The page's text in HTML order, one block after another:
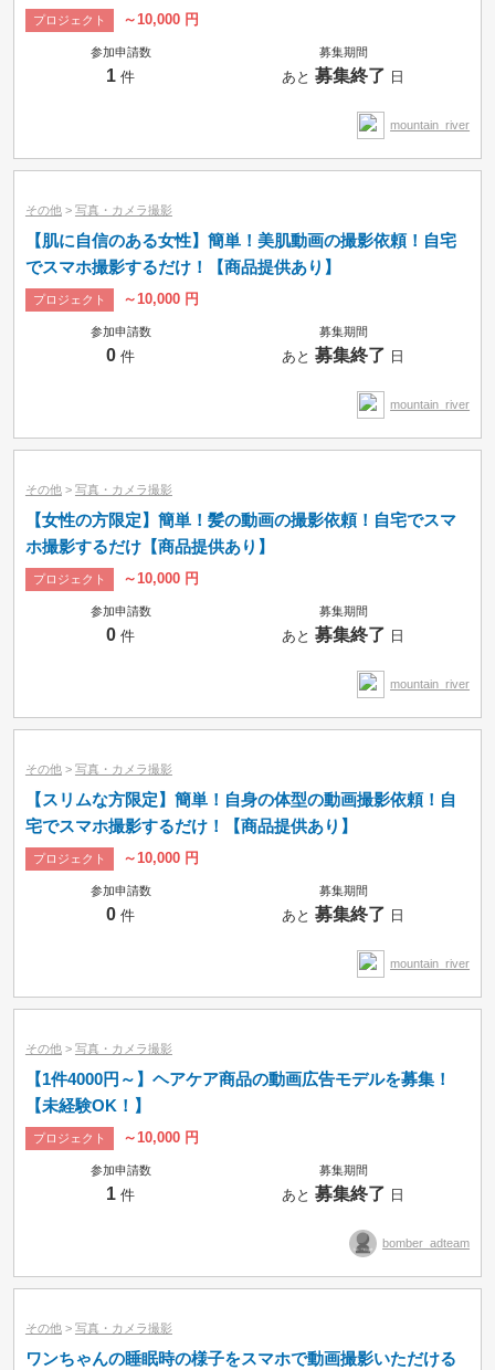
タスク
プロジェクト
プロジェクト ～10,000 円
参加申請数
1 件
募集期間
あと募集終了 日
mountain_river
その他 > 写真・カメラ撮影
【肌に自信のある女性】簡単！美肌動画の撮影依頼！自宅
でスマホ撮影するだけ！【商品提供あり】
プロジェクト ～10,000 円
参加申請数
0 件
募集期間
あと募集終了 日
mountain_river
その他 > 写真・カメラ撮影
【女性の方限定】簡単！髪の動画の撮影依頼！自宅でスマ
ホ撮影するだけ【商品提供あり】
プロジェクト ～10,000 円
参加申請数
0 件
募集期間
あと募集終了 日
mountain_river
その他 > 写真・カメラ撮影
【スリムな方限定】簡単！自身の体型の動画撮影依頼！自
宅でスマホ撮影するだけ！【商品提供あり】
プロジェクト ～10,000 円
参加申請数
0 件
募集期間
あと募集終了 日
mountain_river
その他 > 写真・カメラ撮影
【1件4000円～】ヘアケア商品の動画広告モデルを募集！
【未経験OK！】
プロジェクト ～10,000 円
参加申請数
1 件
募集期間
あと募集終了 日
bomber_adteam
その他 > 写真・カメラ撮影
ワンちゃんの睡眠時の様子をスマホで動画撮影いただける